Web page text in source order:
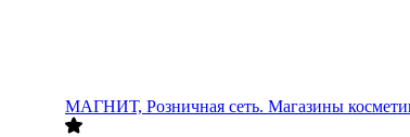
МАГНИТ, Розничная сеть. Магазины